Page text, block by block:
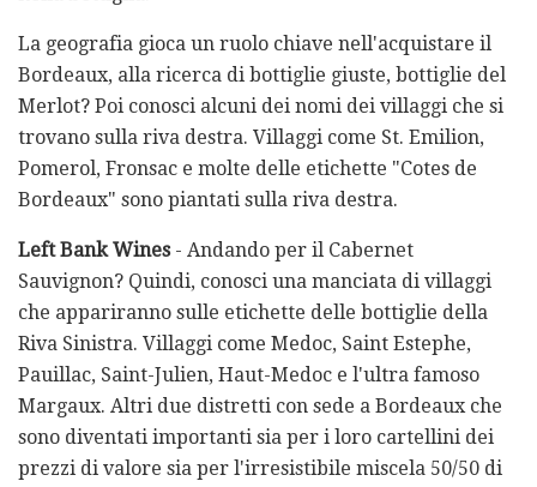
La geografia gioca un ruolo chiave nell'acquistare il
Bordeaux, alla ricerca di bottiglie giuste, bottiglie del
Merlot? Poi conosci alcuni dei nomi dei villaggi che si
trovano sulla riva destra. Villaggi come St. Emilion,
Pomerol, Fronsac e molte delle etichette "Cotes de
Bordeaux" sono piantati sulla riva destra.
Left Bank Wines- Andando per il Cabernet
Sauvignon? Quindi, conosci una manciata di villaggi
che appariranno sulle etichette delle bottiglie della
Riva Sinistra. Villaggi come Medoc, Saint Estephe,
Pauillac, Saint-Julien, Haut-Medoc e l'ultra famoso
Margaux. Altri due distretti con sede a Bordeaux che
sono diventati importanti sia per i loro cartellini dei
prezzi di valore sia per l'irresistibile miscela 50/50 di